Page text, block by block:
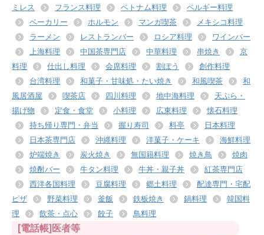
ミレス
フランス料理 ベトナム料理
ベルギー料理
ベーカリー
ホルモン マンガ喫茶
メキシコ料理
ラーメン
レストランバー ロシア料理
ワインバー
上海料理
中国茶専門店 中華料理 串焼き
京
料理
仕出し料理 会席料理 割ぽう
創作料理
台湾料理
和菓子・甘味処・たい焼き 和風喫茶
和
風居酒屋
喫茶店 四川料理 地中海料理
天ぷら・
揚げ物
定食・食堂 小料理 広東料理
懐石料理
持ち帰り専門・弁当
握り寿司 料亭
日本料理
日本茶専門店
沖縄料理 洋菓子・ケーキ
海鮮料理
炉端焼き
炭火焼き 無国籍料理 焼き鳥
焼肉
焼酎バー
牛タン料理 牛丼・親子丼
紅茶専門店
西洋各国料理
豆腐料理 郷土料理
配達専門・宅配
ピザ
野菜料理 釜飯 鉄板焼き 鍋料理
韓国料
理
飲茶・点心 餃子 鳥料理
[電話帳]医者等